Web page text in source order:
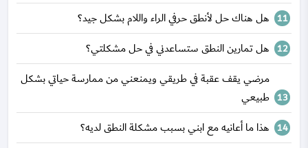
هل هناك حل لأنطق حرفي الراء واللام بشكل جيد؟
هل تمارين النطق ستساعدني في حل مشكلتي؟
مرضي يقف عقبة في طريقي ويمنعني من ممارسة حياتي بشكل
طبيعي
هذا ما أعانيه مع ابني بسبب مشكلة النطق لديه؟